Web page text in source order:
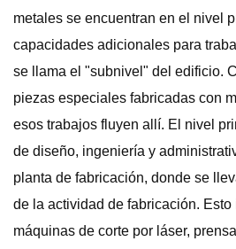
metales se encuentran en el nivel
capacidades adicionales para
se llama el "subnivel" del edificio.
piezas especiales fabricadas con
esos trabajos fluyen allí. El nivel
de diseño, ingeniería y
planta de fabricación, donde se
de la actividad de fabricación.
máquinas de corte por láser,